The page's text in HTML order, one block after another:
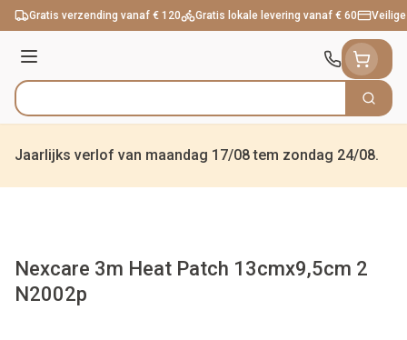
Ga naar de inhoud
Gratis verzending vanaf € 120 Gratis lokale levering vanaf € 60
Menu
Product, merk, categorie... Zoek
Jaarlijks verlof van maandag 17/08 tem zondag 24/08.
Nexcare 3m Heat Patch 13cmx9,5cm 2
N2002p